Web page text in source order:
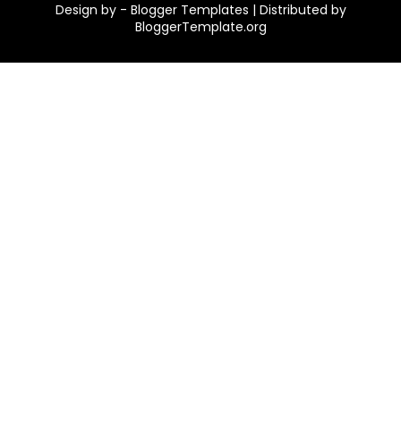
Design by - Blogger Templates | Distributed by
BloggerTemplate.org